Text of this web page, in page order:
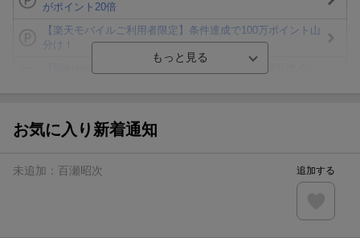
がポイント20倍
【楽天モバイルご利用者限定】条件達成で100万ポイント山
分け！
が当たる！
楽天モバイル紹介キャンペーンの拡散で300円OFFクーポン
条件達成で楽天限定・宝塚歌劇 宙組貸切公演ペアチケット
お気に入り新着通知
未追加： 百瀬昭次 追加する